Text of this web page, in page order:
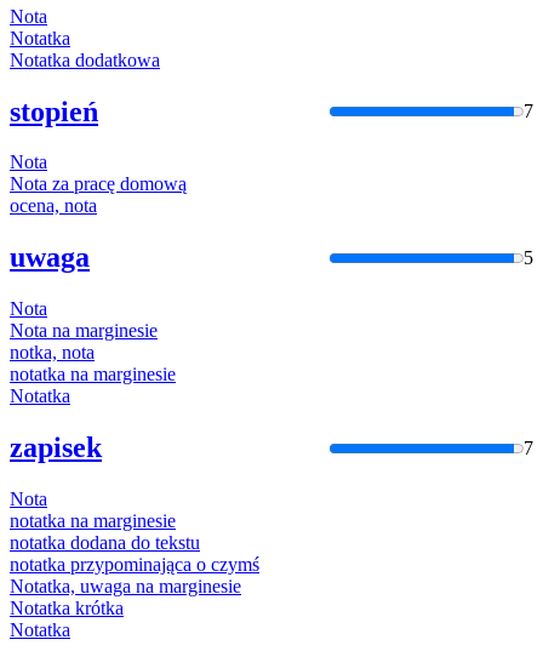
Nota
Notatka
Notatka dodatkowa
stopień 7
Nota
Nota za pracę domową
ocena, nota
uwaga 5
Nota
Nota na marginesie
notka, nota
notatka na marginesie
Notatka
zapisek 7
Nota
notatka na marginesie
notatka dodana do tekstu
notatka przypominająca o czymś
Notatka, uwaga na marginesie
Notatka krótka
Notatka